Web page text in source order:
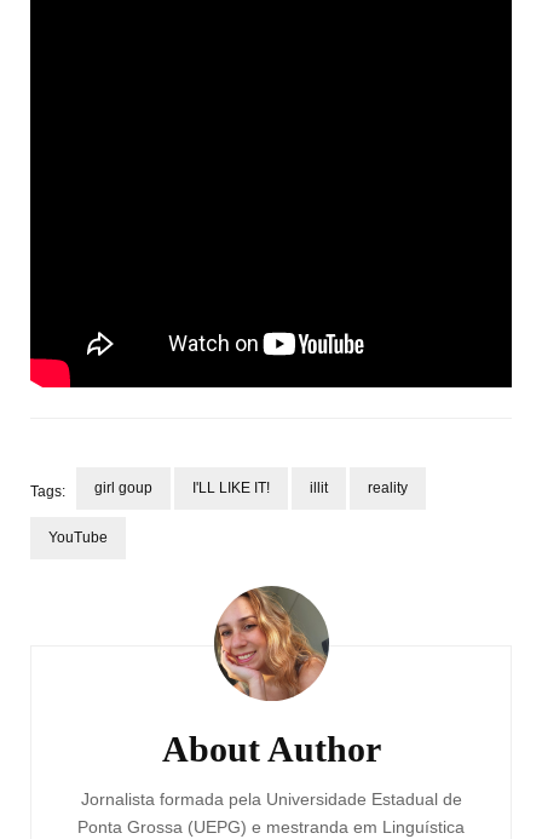
Tags: girl goup I'LL LIKE IT! illit reality
YouTube
About Author
Jornalista formada pela Universidade Estadual de
Ponta Grossa (UEPG) e mestranda em Linguística